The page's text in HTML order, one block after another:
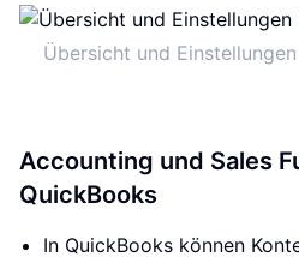
Übersicht und
Accounting und Sales
QuickBooks
In QuickBooks können